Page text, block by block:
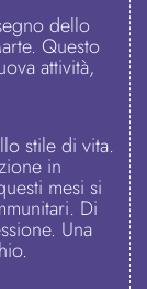
dello
Questo
attività,
stile di vita.
in
mesi si
Di
Una